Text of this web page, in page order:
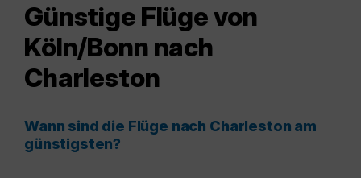
Günstige Flüge von
Köln/Bonn nach
Charleston
Wann sind die Flüge nach Charleston am
günstigsten?